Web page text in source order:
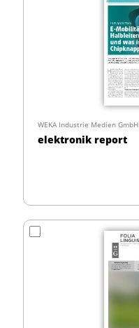
WEKA Industrie Medien GmbH
elektronik report